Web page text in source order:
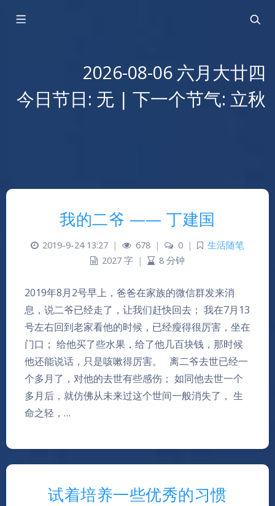
2026-08-06 六月大廿四
今日节日: 无 | 下一个节气: 立秋
我的二爷 —— 丁建国
2019-9-24 13:27 | 678 | 0 |
生活随笔
2027 字 | 8 分钟
2019年8月2号早上，爸爸在家族的微信群发来消
息，说二爷已经走了，让我们赶快回去； 我在7月13
号左右回到老家看他的时候，已经瘦得很厉害，坐在
门口； 给他买了些水果，给了他几百块钱，那时候
他还能说话，只是咳嗽得厉害。 离二爷去世已经一
个多月了，对他的去世有些感伤； 如同他去世一个
多月后，就仿佛从未来过这个世间一般消失了， 生
命之轻，…
试着培养一些优秀的习惯